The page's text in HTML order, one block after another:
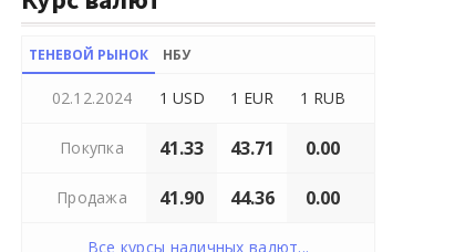
ТЕНЕВОЙ РЫНОК НБУ
02.12.2024 1 USD 1 EUR 1 RUB
Покупка 41.33 43.71 0.00
Продажа 41.90 44.36 0.00
Все курсы наличных валют...